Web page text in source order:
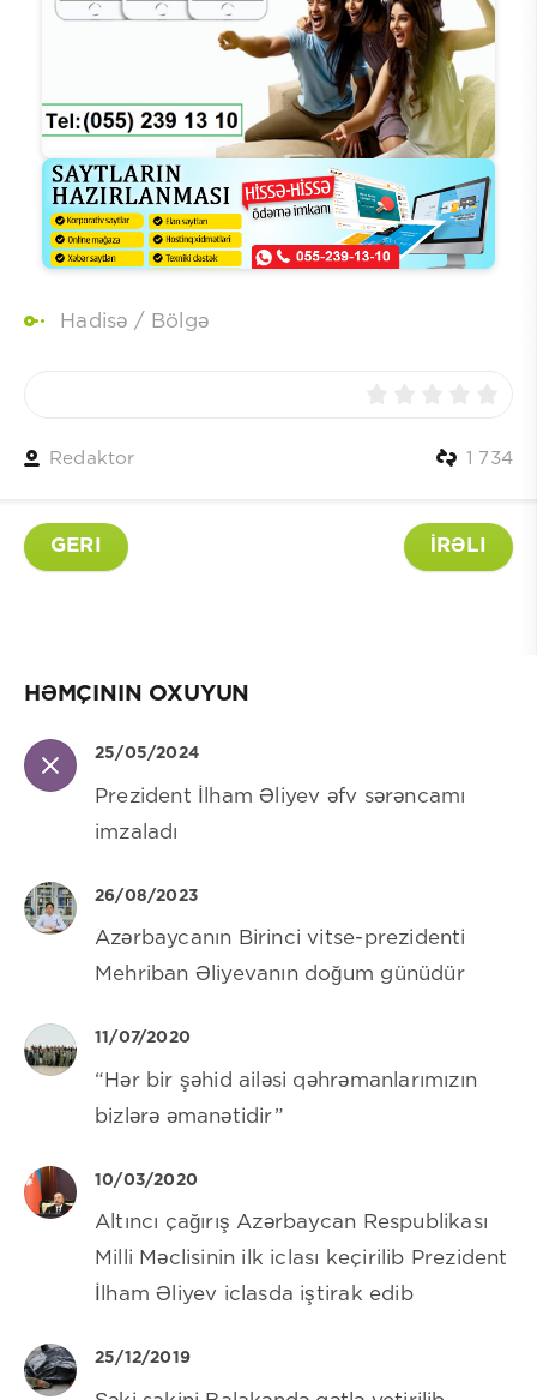
Hadisə / Bölgə
Redaktor 1 734
GERI İRƏLI
HƏMÇININ OXUYUN
25/05/2024
Prezident İlham Əliyev əfv sərəncamı
imzaladı
26/08/2023
Azərbaycanın Birinci vitse-prezidenti
Mehriban Əliyevanın doğum günüdür
11/07/2020
“Hər bir şəhid ailəsi qəhrəmanlarımızın
bizlərə əmanətidir”
10/03/2020
Altıncı çağırış Azərbaycan Respublikası
Milli Məclisinin ilk iclası keçirilib Prezident
İlham Əliyev iclasda iştirak edib
25/12/2019